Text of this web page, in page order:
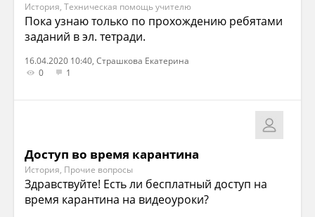
История, Техническая помощь учителю
Пока узнаю только по прохождению ребятами
заданий в эл. тетради.
16.04.2020 10:40, Страшкова Екатерина
0
1
Доступ во время карантина
История, Прочие вопросы
Здравствуйте! Есть ли бесплатный доступ на
время карантина на видеоуроки?